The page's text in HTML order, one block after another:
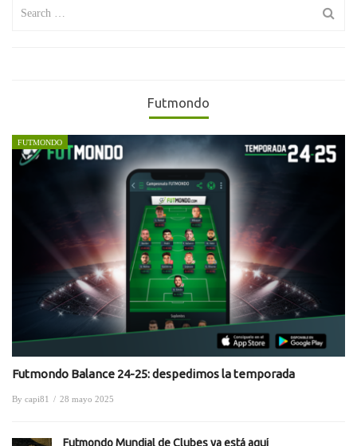
navigation
Futmondo
FUTMONDO
Futmondo Balance 24-25: despedimos la temporada
By capi81 / 28 mayo 2025
Futmondo Mundial de Clubes ya está aquí